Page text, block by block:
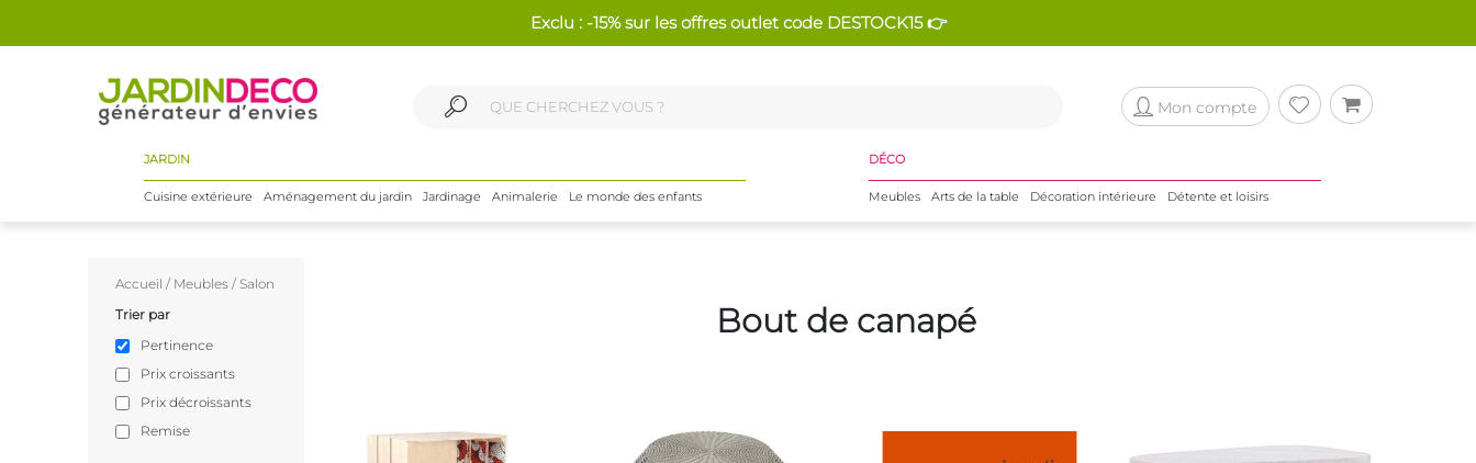
Exclu : -15% sur les offres outlet code DESTOCK15 👉
Mon compte
JARDIN
Cuisine extérieure Aménagement du jardin Jardinage Animalerie Le monde des enfants
DÉCO
Meubles Arts de la table Décoration intérieure Détente et loisirs
Accueil / Meubles / Salon
Trier par
Pertinence
Prix croissants
Prix décroissants
Remise
Bout de canapé